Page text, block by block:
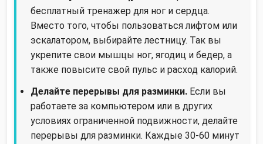
бесплатный тренажер для ног и сердца.
Вместо того, чтобы пользоваться лифтом или
эскалатором, выбирайте лестницу. Так вы
укрепите свои мышцы ног, ягодиц и бедер, а
также повысите свой пульс и расход калорий.
Делайте перерывы для разминки. Если вы
работаете за компьютером или в других
условиях ограниченной подвижности, делайте
перерывы для разминки. Каждые 30-60 минут